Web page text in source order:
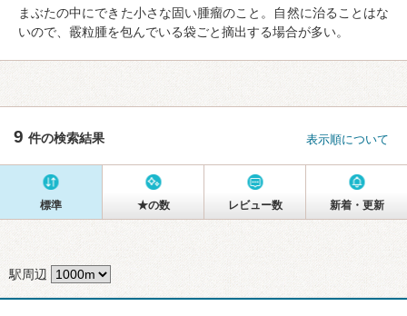
まぶたの中にできた小さな固い腫瘤のこと。自然に治ることはな
いので、霰粒腫を包んでいる袋ごと摘出する場合が多い。
9 件の検索結果 表示順について
標準 ★の数 レビュー数 新着・更新
駅周辺